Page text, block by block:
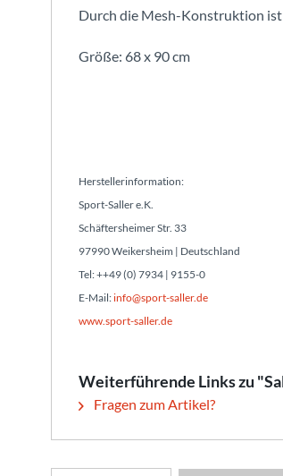
Durch die Mesh-Konstruktion
Größe: 68 x 90 cm
Herstellerinformation:
Sport-Saller e.K.
Schäftersheimer Str. 33
97990 Weikersheim | Deutschland
Tel: ++49 (0) 7934 | 9155-0
E-Mail:info@sport-saller.de
www.sport-saller.de
Weiterführende Links zu
Fragen zum Artikel?